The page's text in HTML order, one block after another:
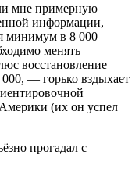
мне примерную
информации,
минимум в 8 000
менять
восстановление
000, — горько вздыхает
(их он успел